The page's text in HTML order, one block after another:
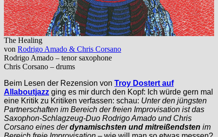
The Healing
von Rodrigo Amado & Chris Corsano
Rodrigo Amado – tenor saxophone
Chris Corsano – drums
Beim Lesen der Rezension von Troy Dostert auf
Allaboutjazz ging es mir durch den Kopf: Ich würde gern mal
eine Kritik zu Kritiken verfassen: schau: Unter den jüngsten
Partnerschaften im Bereich der freien Improvisation ist das
Saxophon-Schlagzeug-Duo Rodrigo Amado und Chris
Corsano eines derdynamischsten und mitreißendsten im